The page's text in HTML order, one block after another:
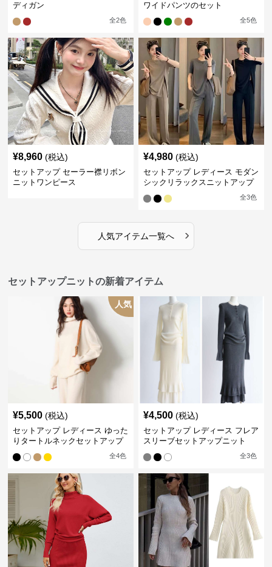
ディガン
全2色
ワイドパンツのセット
全5色
¥8,960 (税込)
セットアップ セーラー襟リボン
ニットワンピース
¥4,980 (税込)
セットアップ レディース モダン
シックリラックスニットアップ
全3色
人気アイテム一覧へ ›
セットアップニットの新着アイテム
人気
¥5,500 (税込)
セットアップ レディース ゆった
りタートルネックセットアップ
全4色
¥4,500 (税込)
セットアップ レディース フレア
スリーブセットアップニット
全3色